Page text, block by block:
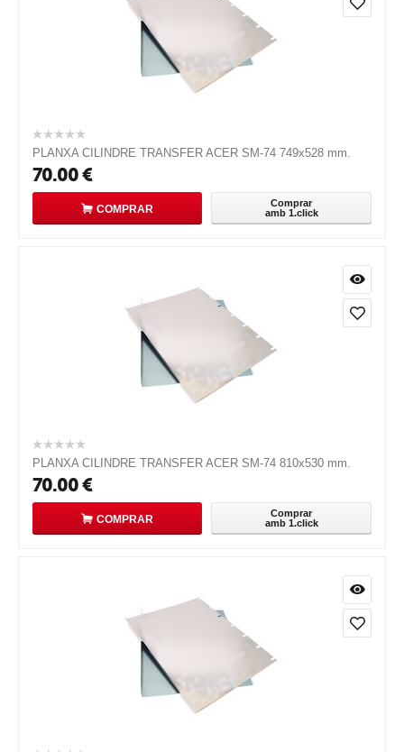
PLANXA CILINDRE TRANSFER ACER SM-74 749x528 mm.
70.00€
COMPRAR
Comprar
amb 1.click
PLANXA CILINDRE TRANSFER ACER SM-74 810x530 mm.
70.00€
COMPRAR
Comprar
amb 1.click